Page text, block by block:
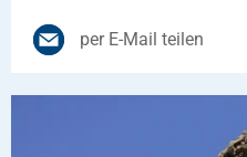
per E-Mail teilen